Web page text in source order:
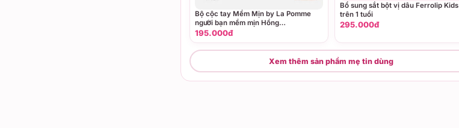
Bộ cộc tay Mềm Mịn by La Pomme
người bạn mềm mịn Hồng
(6M,9M,12M,18M,3Y)
195.000đ
Bổ sung sắt bột vị dâu Ferrolip Kids
trên 1 tuổi
295.000đ
Xem thêm sản phẩm mẹ tin dùng